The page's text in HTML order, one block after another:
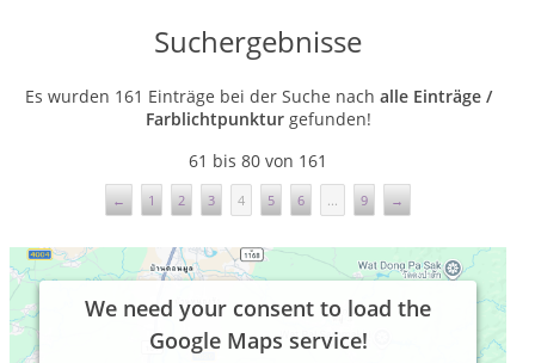
Suchergebnisse
Es wurden 161 Einträge bei der Suche nach alle Einträge /
Farblichtpunkturgefunden!
61 bis 80 von 161
← 1 2 3 4 5 6 ... 9 →
We need your consent to load the
Google Maps service!